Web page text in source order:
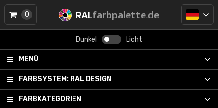
RALfarbpalette.de
Dunkel Licht
MENÜ
FARBSYSTEM: RAL DESIGN
FARBKATEGORIEN
0